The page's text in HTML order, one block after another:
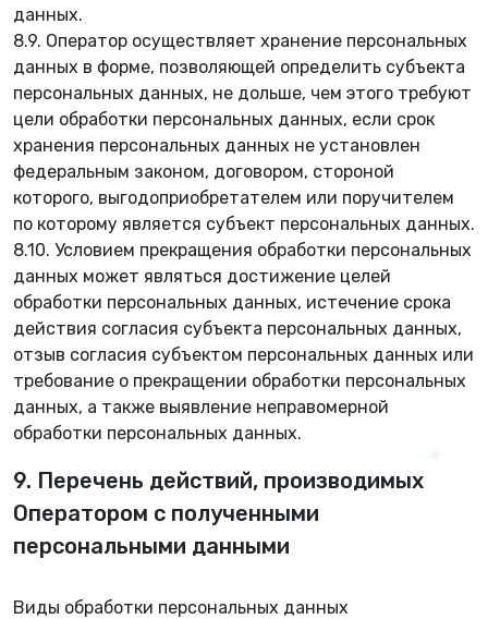
❁
данных.
8.9. Оператор осуществляет хранение персональных
данных в форме, позволяющей определить субъекта
персональных данных, не дольше, чем этого требуют
цели обработки персональных данных, если срок
хранения персональных данных не установлен
федеральным законом, договором, стороной
которого, выгодоприобретателем или поручителем
по которому является субъект персональных данных.
8.10. Условием прекращения обработки персональных
данных может являться достижение целей
обработки персональных данных, истечение срока
действия согласия субъекта персональных данных,
отзыв согласия субъектом персональных данных или
требование о прекращении обработки персональных
данных, а также выявление неправомерной
обработки персональных данных.
9. Перечень действий, производимых
Оператором с полученными
персональными данными
Виды обработки персональных данных